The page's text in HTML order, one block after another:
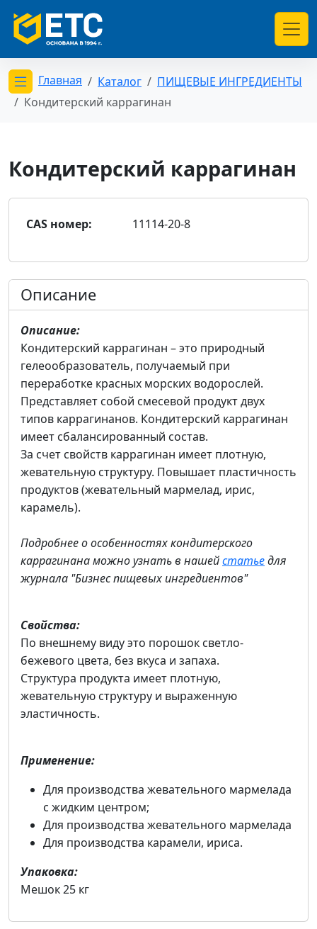
Открыть меню категорий
Главная Каталог
ПИЩЕВЫЕ ИНГРЕДИЕНТЫ
Кондитерский каррагинан
Кондитерский каррагинан
CAS номер: 11114-20-8
Описание
Описание:
Кондитерский каррагинан – это природный
гелеообразователь, получаемый при
переработке красных морских водорослей.
Представляет собой смесевой продукт двух
типов каррагинанов. Кондитерский каррагинан
имеет сбалансированный состав.
За счет свойств каррагинан имеет плотную,
жевательную структуру. Повышает пластичность
продуктов (жевательный мармелад, ирис,
карамель).
Подробнее о особенностях кондитерского
каррагинана можно узнать в нашейстатьедля
журнала "Бизнес пищевых ингредиентов"
Свойства:
По внешнему виду это порошок светло-
бежевого цвета, без вкуса и запаха.
Структура продукта имеет плотную,
жевательную структуру и выраженную
эластичность.
Применение:
Для производства жевательного мармелада
с жидким центром;
Для производства жевательного мармелада
Для производства карамели, ириса.
Упаковка:
Мешок 25 кг